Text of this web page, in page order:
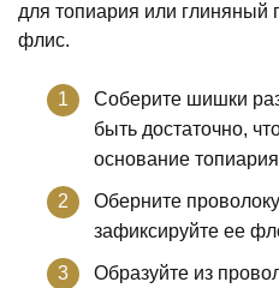
для топиария или глиняный
флис.
Соберите шишки
быть достаточно,
основание
Оберните
зафиксируйте ее
Образуйте из